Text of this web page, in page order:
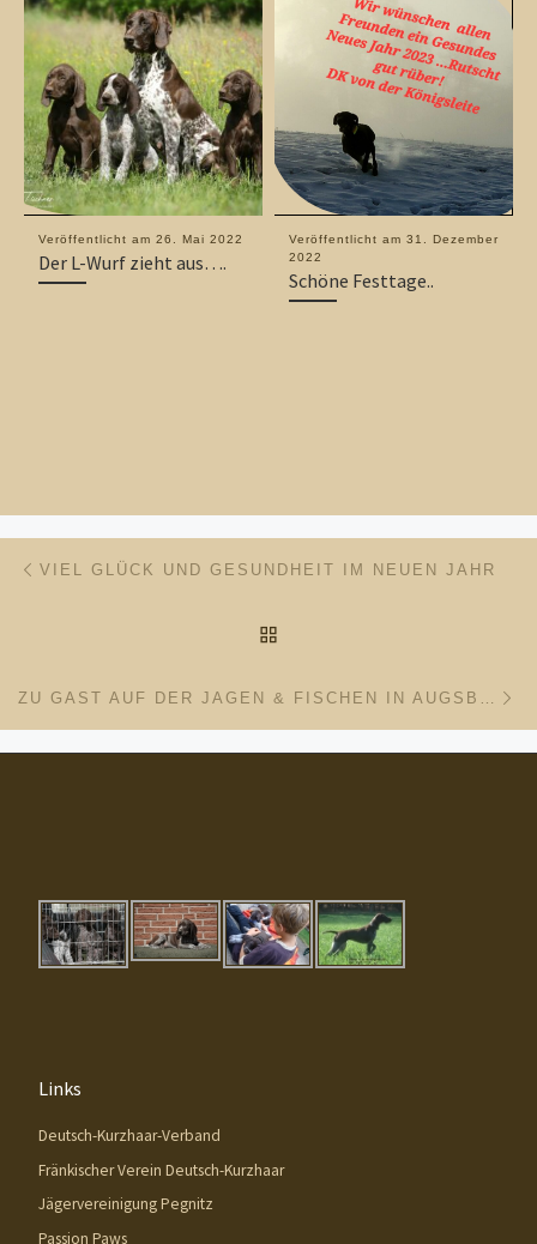
Veröffentlicht am 26. Mai 2022
Der L-Wurf zieht aus….
Veröffentlicht am 31. Dezember
2022
Schöne Festtage..
Beitragsnavigation
VIEL GLÜCK UND GESUNDHEIT IM NEUEN JAHR
Links
Deutsch-Kurzhaar-Verband
Fränkischer Verein Deutsch-Kurzhaar
Jägervereinigung Pegnitz
Passion Paws